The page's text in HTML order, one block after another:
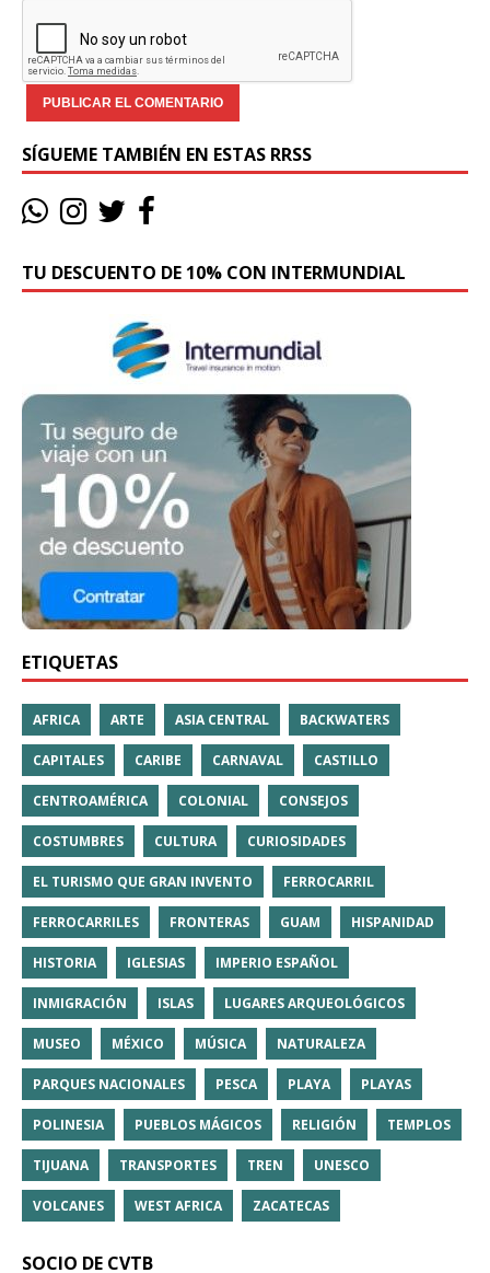
SÍGUEME TAMBIÉN EN ESTAS RRSS
TU DESCUENTO DE 10% CON INTERMUNDIAL
ETIQUETAS
AFRICA ARTE ASIA CENTRAL BACKWATERS
CAPITALES CARIBE CARNAVAL CASTILLO
CENTROAMÉRICA COLONIAL CONSEJOS
COSTUMBRES CULTURA CURIOSIDADES
EL TURISMO QUE GRAN INVENTO FERROCARRIL
FERROCARRILES FRONTERAS GUAM HISPANIDAD
HISTORIA IGLESIAS IMPERIO ESPAÑOL
INMIGRACIÓN ISLAS LUGARES ARQUEOLÓGICOS
MUSEO MÉXICO MÚSICA NATURALEZA
PARQUES NACIONALES PESCA PLAYA PLAYAS
POLINESIA PUEBLOS MÁGICOS RELIGIÓN TEMPLOS
TIJUANA TRANSPORTES TREN UNESCO
VOLCANES WEST AFRICA ZACATECAS
SOCIO DE CVTB